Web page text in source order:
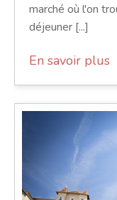
marché où l'on
déjeuner [...]
En savoir plus